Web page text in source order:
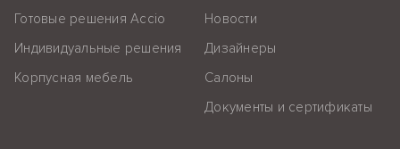
Готовые решения Accio
Индивидуальные решения
Корпусная мебель
Новости
Дизайнеры
Салоны
Документы и сертификаты